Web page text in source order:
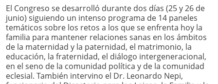
El Congreso se desarrolló durante dos días (25 y 26 de
junio) siguiendo un intenso programa de 14 paneles
temáticos sobre los retos a los que se enfrenta hoy la
familia para mantener relaciones sanas en los ámbitos
de la maternidad y la paternidad, el matrimonio, la
educación, la fraternidad, el diálogo intergeneracional,
en el seno de la comunidad política y de la comunidad
eclesial. También intervino el Dr. Leonardo Nepi,